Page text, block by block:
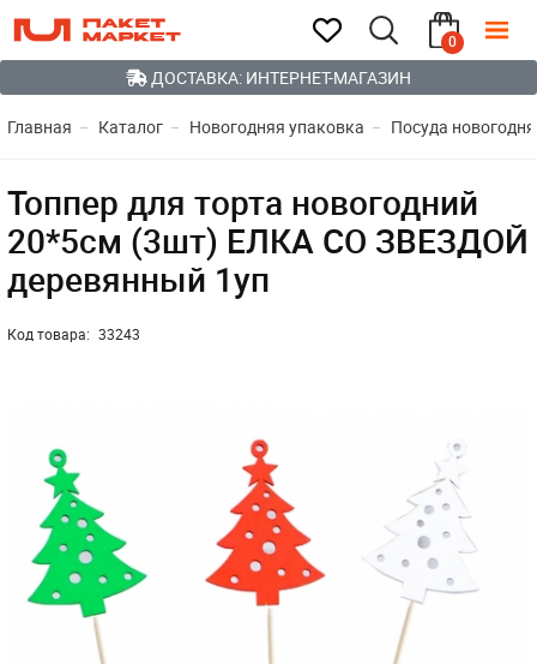
0
ДОСТАВКА: ИНТЕРНЕТ-МАГАЗИН
Главная Каталог Новогодняя упаковка Посуда
Топпер для торта новогодний
20*5см (3шт) ЕЛКА СО ЗВЕЗДОЙ
деревянный 1уп
Код товара: 33243